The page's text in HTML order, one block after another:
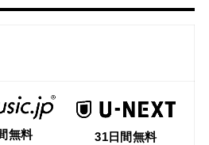
無料
31日間無料